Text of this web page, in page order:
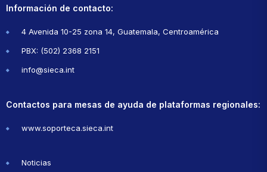
Información de contacto:
4 Avenida 10-25 zona 14, Guatemala, Centroamérica
PBX: (502) 2368 2151
info@sieca.int
Contactos para mesas de ayuda de plataformas regionales:
www.soporteca.sieca.int
Noticias